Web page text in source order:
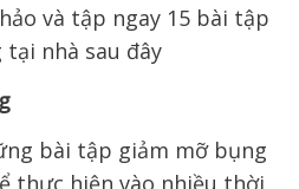
bài tập giảm mỡ bụng
thực hiện vào nhiều thời